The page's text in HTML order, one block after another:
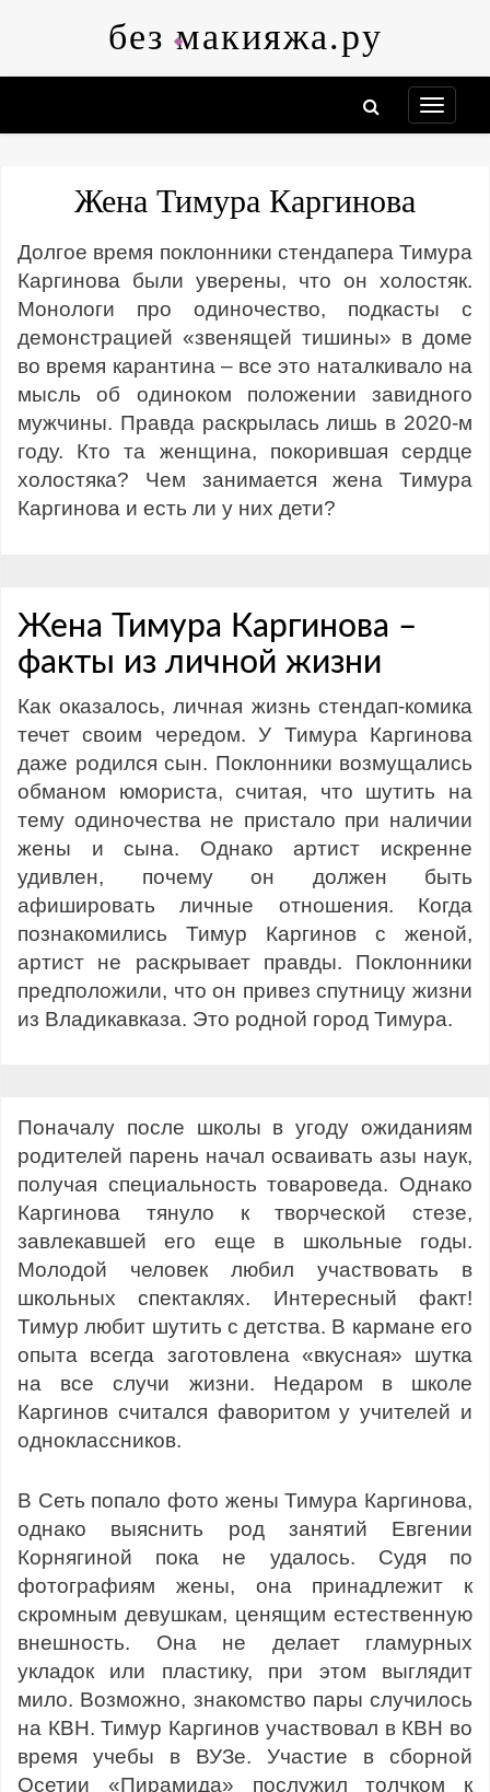
без макияжа.ру
Жена Тимура Каргинова
Долгое время поклонники стендапера Тимура
Каргинова были уверены, что он холостяк.
Монологи про одиночество, подкасты с
демонстрацией «звенящей тишины» в доме
во время карантина – все это наталкивало на
мысль об одиноком положении завидного
мужчины. Правда раскрылась лишь в 2020-м
году. Кто та женщина, покорившая сердце
холостяка? Чем занимается жена Тимура
Каргинова и есть ли у них дети?
Жена Тимура Каргинова –
факты из личной жизни
Как оказалось, личная жизнь стендап-комика
течет своим чередом. У Тимура Каргинова
даже родился сын. Поклонники возмущались
обманом юмориста, считая, что шутить на
тему одиночества не пристало при наличии
жены и сына. Однако артист искренне
удивлен, почему он должен быть
афишировать личные отношения. Когда
познакомились Тимур Каргинов с женой,
артист не раскрывает правды. Поклонники
предположили, что он привез спутницу жизни
из Владикавказа. Это родной город Тимура.
Поначалу после школы в угоду ожиданиям
родителей парень начал осваивать азы наук,
получая специальность товароведа. Однако
Каргинова тянуло к творческой стезе,
завлекавшей его еще в школьные годы.
Молодой человек любил участвовать в
школьных спектаклях. Интересный факт!
Тимур любит шутить с детства. В кармане его
опыта всегда заготовлена «вкусная» шутка
на все случи жизни. Недаром в школе
Каргинов считался фаворитом у учителей и
одноклассников.
В Сеть попало фото жены Тимура Каргинова,
однако выяснить род занятий Евгении
Корнягиной пока не удалось. Судя по
фотографиям жены, она принадлежит к
скромным девушкам, ценящим естественную
внешность. Она не делает гламурных
укладок или пластику, при этом выглядит
мило. Возможно, знакомство пары случилось
на КВН. Тимур Каргинов участвовал в КВН во
время учебы в ВУЗе. Участие в сборной
Осетии «Пирамида» послужил толчком к